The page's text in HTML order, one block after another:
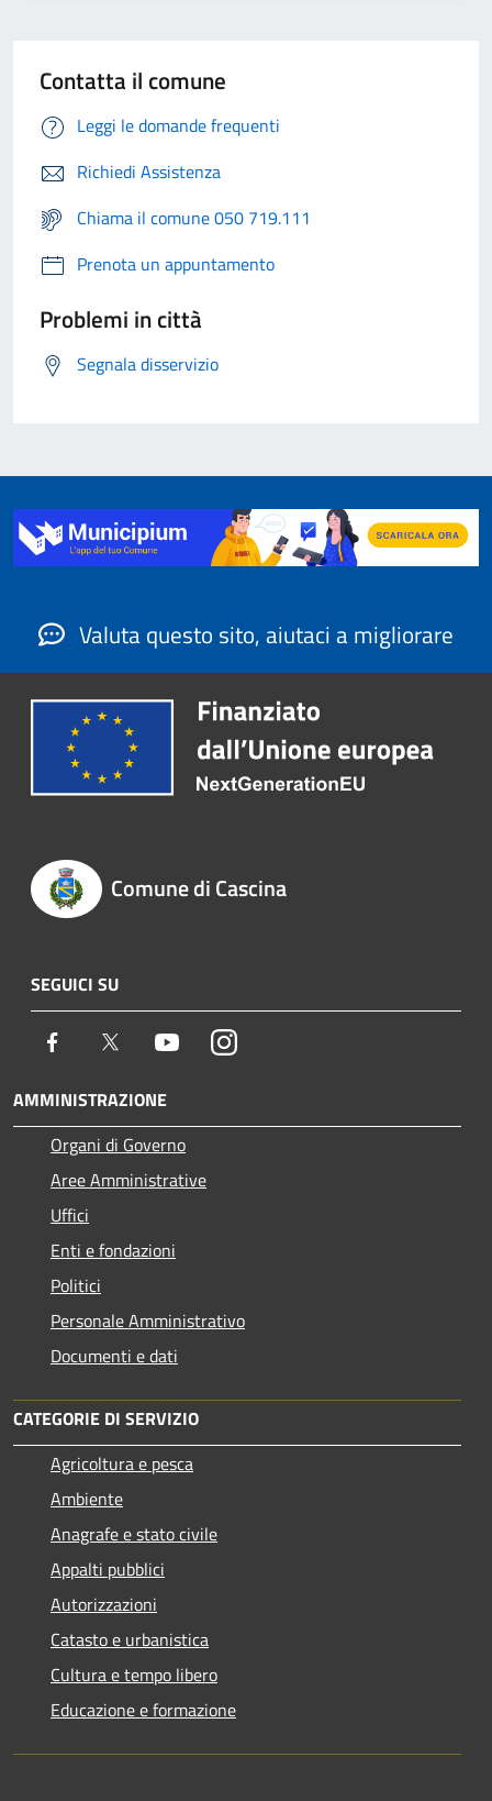
Contatta il comune
Leggi le domande frequenti
Richiedi Assistenza
Chiama il comune 050 719.111
Prenota un appuntamento
Problemi in città
Segnala disservizio
Valuta questo sito, aiutaci a migliorare
Comune di Cascina
SEGUICI SU
Facebook Twitter YoutubeInstagram
AMMINISTRAZIONE
Organi di Governo
Aree Amministrative
Uffici
Enti e fondazioni
Politici
Personale Amministrativo
Documenti e dati
CATEGORIE DI SERVIZIO
Agricoltura e pesca
Ambiente
Anagrafe e stato civile
Appalti pubblici
Autorizzazioni
Catasto e urbanistica
Cultura e tempo libero
Educazione e formazione